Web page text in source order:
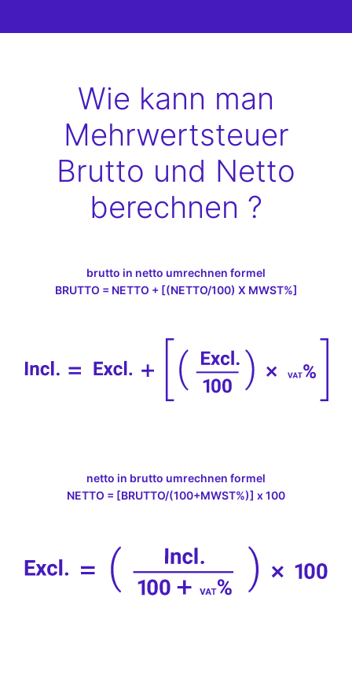
Wie kann man
Mehrwertsteuer
Brutto und Netto
berechnen ?
brutto in netto umrechnen formel
BRUTTO = NETTO + [(NETTO/100) X MWST%]
netto in brutto umrechnen formel
NETTO = [BRUTTO/(100+MWST%)] x 100